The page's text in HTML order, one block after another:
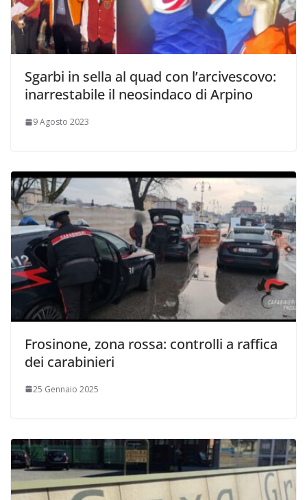
Sgarbi in sella al quad con l’arcivescovo:
inarrestabile il neosindaco di Arpino
9 Agosto 2023
Frosinone, zona rossa: controlli a raffica
dei carabinieri
25 Gennaio 2025